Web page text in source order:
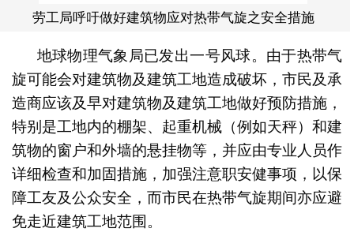
劳工局呼吁做好建筑物应对热带气旋之安全措施
地球物理气象局已发出一号风球。由于热带气
旋可能会对建筑物及建筑工地造成破坏，市民及承
造商应该及早对建筑物及建筑工地做好预防措施，
特别是工地内的棚架、起重机械（例如天秤）和建
筑物的窗户和外墙的悬挂物等，并应由专业人员作
详细检查和加固措施，加强注意职安健事项，以保
障工友及公众安全，而市民在热带气旋期间亦应避
免走近建筑工地范围。